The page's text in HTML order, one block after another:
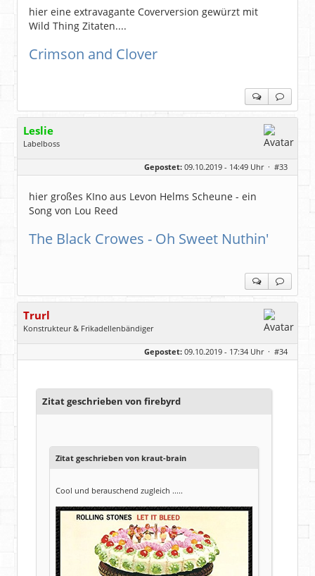
hier eine extravagante Coverversion gewürzt mit
Wild Thing Zitaten....
Crimson and Clover
Leslie
Labelboss
in der Mitte zwischen Kölnarena und Festhalle Ffm
Beiträge:
48743
Gepostet: 09.10.2019 - 14:49 Uhr · #33
hier großes KIno aus Levon Helms Scheune - ein
Song von Lou Reed
The Black Crowes - Oh Sweet Nuthin'
Trurl
Konstrukteur & Frikadellenbändiger
Geschlecht:
Beiträge:
13854
Gepostet: 09.10.2019 - 17:34 Uhr · #34
Zitat geschrieben von firebyrd
Zitat geschrieben von kraut-brain
Cool und berauschend zugleich .....